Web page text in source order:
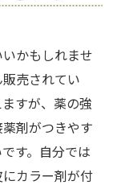
かもしれませ
売されてい
すが、薬の強
剤がつきやす
す。自分では
カラー剤が付